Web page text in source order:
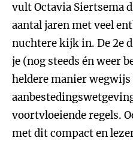
vult Octavia Siertsema
aantal jaren met veel
nuchtere kijk in. De 2e
je (nog steeds én weer
heldere manier wegwijs
voortvloeiende regels.
met dit compact en